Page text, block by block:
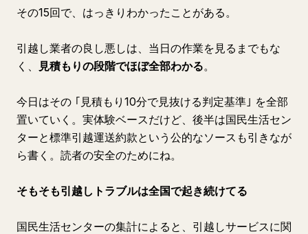
その15回で、はっきりわかったことがある。
引越し業者の良し悪しは、当日の作業を見るまでもな
く、
見積もりの段階でほぼ全部わかる。
今日はその ｢見積もり10分で見抜ける判定基準｣ を全部
置いていく。実体験ベースだけど、後半は国民生活セン
ターと標準引越運送約款という公的なソースも引きなが
ら書く。読者の安全のためにね。
そもそも引越しトラブルは全国で起き続けてる
国民生活センターの集計によると、引越しサービスに関